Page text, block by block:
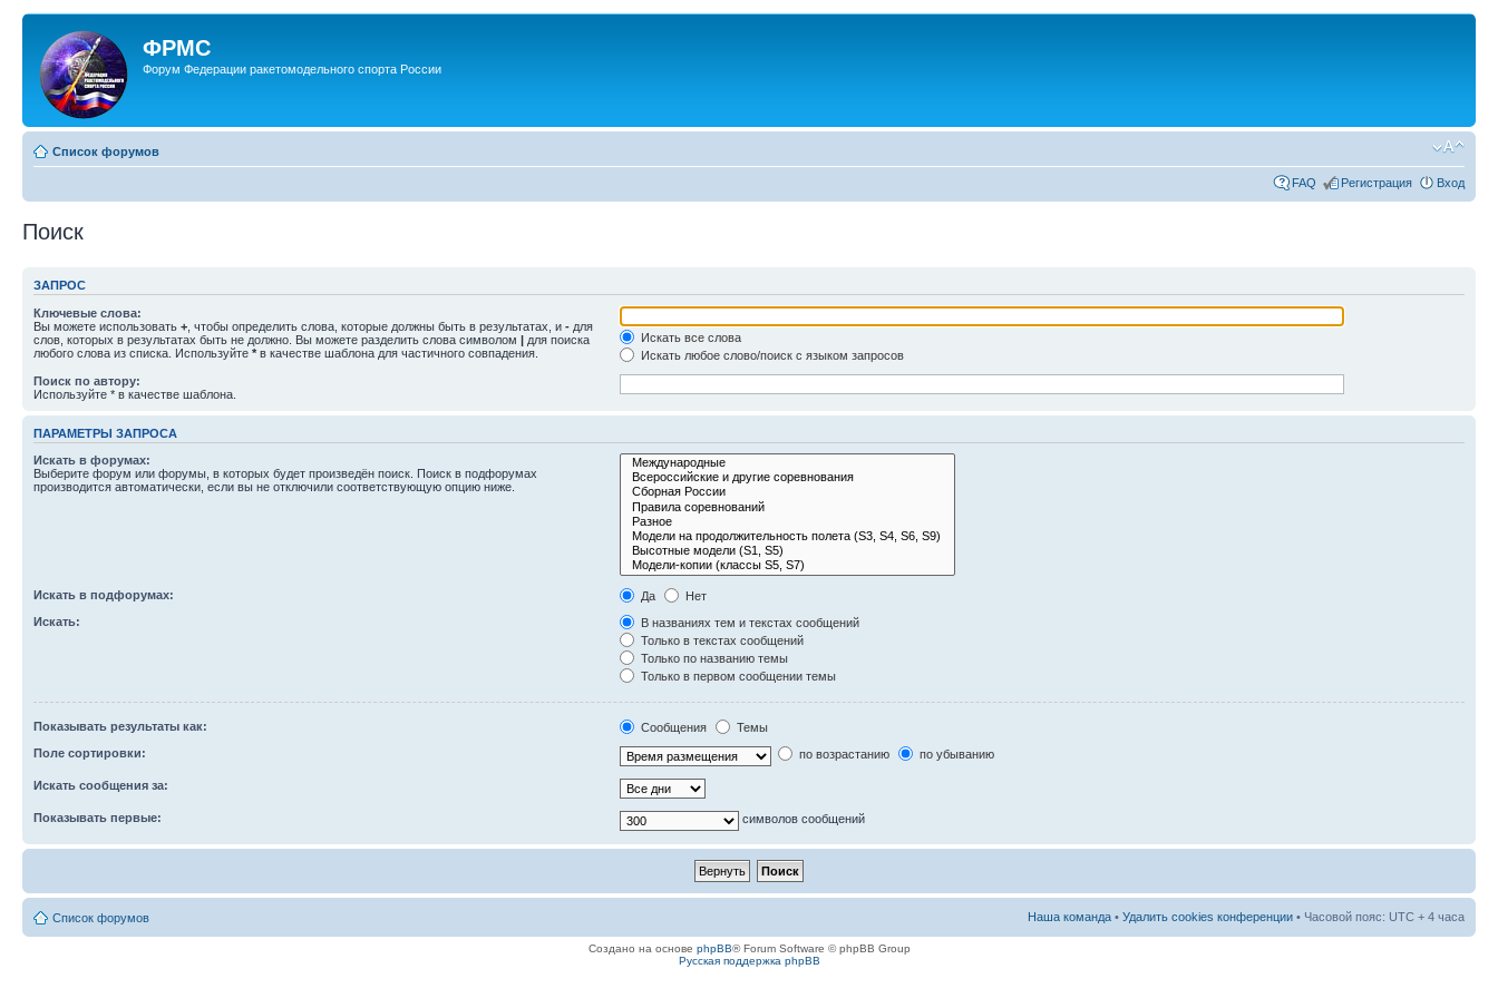
ФРМС
Форум Федерации ракетомодельного спорта России
Список форумов
FAQ Регистрация Вход
Поиск
ЗАПРОС
Ключевые слова:
Вы можете использовать + , чтобы определить слова, которые должны быть в результатах, и - для
слов, которых в результатах быть не должно. Вы можете разделить слова символом | для поиска
любого слова из списка. Используйте * в качестве шаблона для частичного совпадения.
Искать все слова
Искать любое слово/поиск с языком запросов
Поиск по автору:
Используйте * в качестве шаблона.
ПАРАМЕТРЫ ЗАПРОСА
Искать в форумах:
Выберите форум или форумы, в которых будет произведён поиск. Поиск в подфорумах
производится автоматически, если вы не отключили соответствующую опцию ниже.
Искать в подфорумах: Да
Нет
Искать:
В названиях тем и текстах сообщений
Только в текстах сообщений
Только по названию темы
Только в первом сообщении темы
Показывать результаты как: Сообщения
Темы
Поле сортировки:
по возрастанию по убыванию
Искать сообщения за:
Показывать первые: символов сообщений
Список форумов Наша команда • Удалить cookies конференции • Часовой пояс: UTC + 4 часа
Создано на основе phpBB® Forum Software © phpBB Group
Русская поддержка phpBB